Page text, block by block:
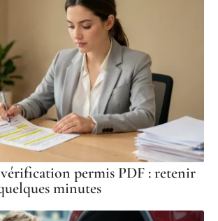
vérification permis PDF : retenir
minutes